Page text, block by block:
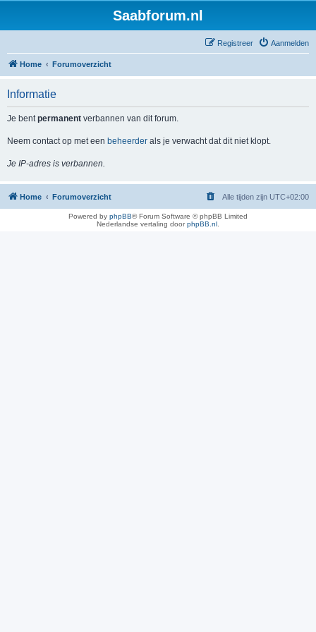
Saabforum.nl
Aanmelden
Registreer
Home Forumoverzicht
Informatie
Je bentpermanent verbannen van dit forum.
Neem contact op met een beheerder als je verwacht dat dit niet klopt.
Je IP-adres is verbannen.
Home Forumoverzicht Alle tijden zijn UTC+02:00
Powered by phpBB® Forum Software © phpBB Limited
Nederlandse vertaling doorphpBB.nl